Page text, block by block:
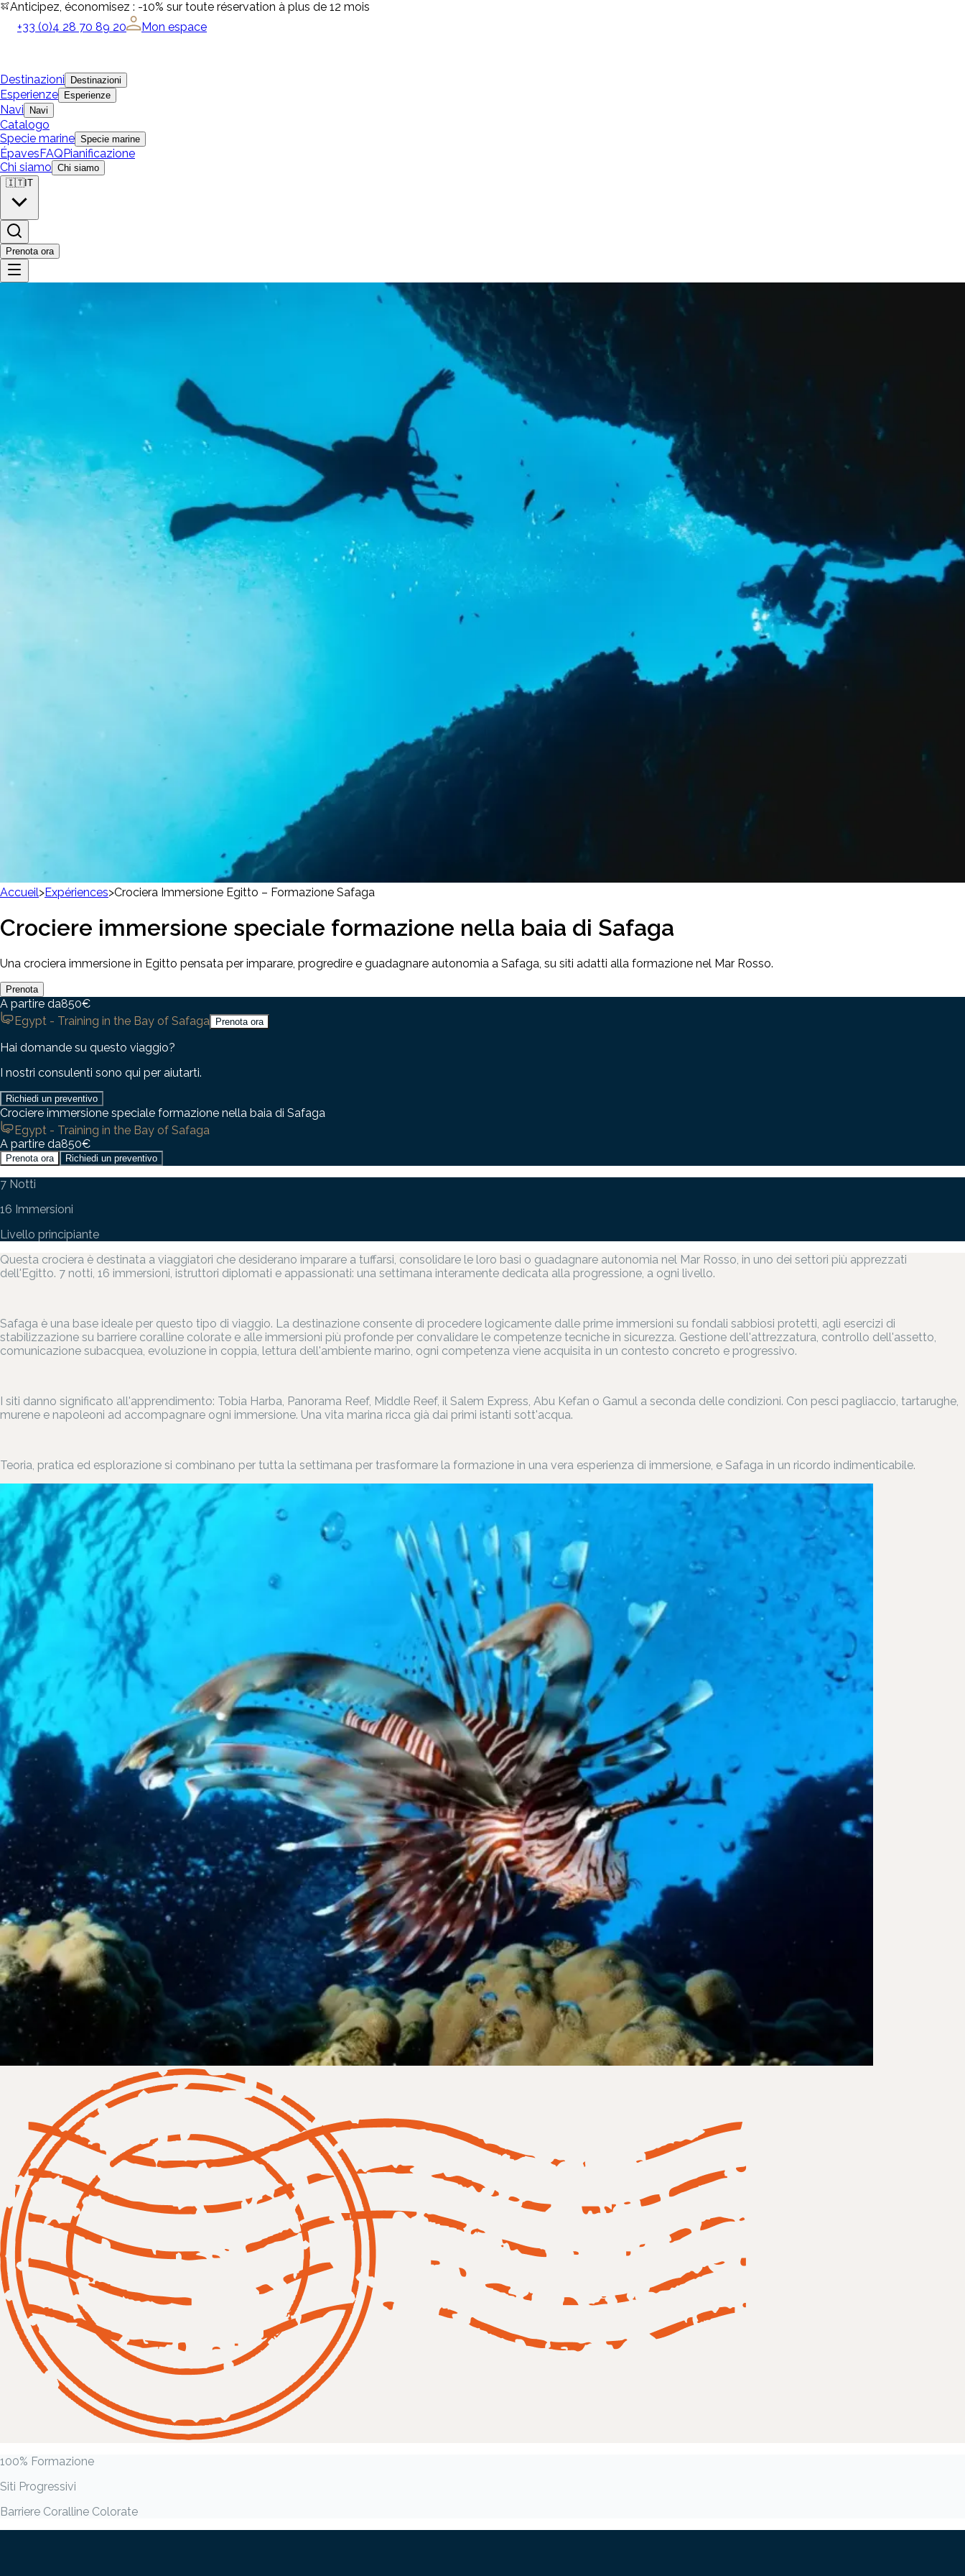
Anticipez, économisez : -10% sur toute réservation à plus de 12 mois
+33 (0)4 28 70 89 20
Mon espace
Destinazioni Destinazioni
Esperienze Esperienze
Navi Navi
Catalogo
Specie marine Specie marine
ÉpavesFAQPianificazione
Chi siamo Chi siamo
🇮🇹IT
Prenota ora
Accueil>Expériences>Crociera Immersione Egitto – Formazione Safaga
Crociere immersione speciale formazione nella baia di Safaga
Una crociera immersione in Egitto pensata per imparare, progredire e guadagnare autonomia a Safaga, su siti adatti alla formazione nel Mar Rosso.
Prenota
A partire da850€
Egypt - Training in the Bay of Safaga
Prenota ora
Hai domande su questo viaggio?
I nostri consulenti sono qui per aiutarti.
Richiedi un preventivo
Crociere immersione speciale formazione nella baia di Safaga
Egypt - Training in the Bay of Safaga
A partire da850€
Prenota ora Richiedi un preventivo
7 Notti
16 Immersioni
Livello principiante
Questa crociera è destinata a viaggiatori che desiderano imparare a tuffarsi, consolidare le loro basi o guadagnare autonomia nel Mar Rosso, in uno dei settori più apprezzati
dell'Egitto. 7 notti, 16 immersioni, istruttori diplomati e appassionati: una settimana interamente dedicata alla progressione, a ogni livello.
Safaga è una base ideale per questo tipo di viaggio. La destinazione consente di procedere logicamente dalle prime immersioni su fondali sabbiosi protetti, agli esercizi di
stabilizzazione su barriere coralline colorate e alle immersioni più profonde per convalidare le competenze tecniche in sicurezza. Gestione dell'attrezzatura, controllo dell'assetto,
comunicazione subacquea, evoluzione in coppia, lettura dell'ambiente marino, ogni competenza viene acquisita in un contesto concreto e progressivo.
I siti danno significato all'apprendimento: Tobia Harba, Panorama Reef, Middle Reef, il Salem Express, Abu Kefan o Gamul a seconda delle condizioni. Con pesci pagliaccio, tartarughe,
murene e napoleoni ad accompagnare ogni immersione. Una vita marina ricca già dai primi istanti sott'acqua.
Teoria, pratica ed esplorazione si combinano per tutta la settimana per trasformare la formazione in una vera esperienza di immersione, e Safaga in un ricordo indimenticabile.
100% Formazione
Siti Progressivi
Barriere Coralline Colorate